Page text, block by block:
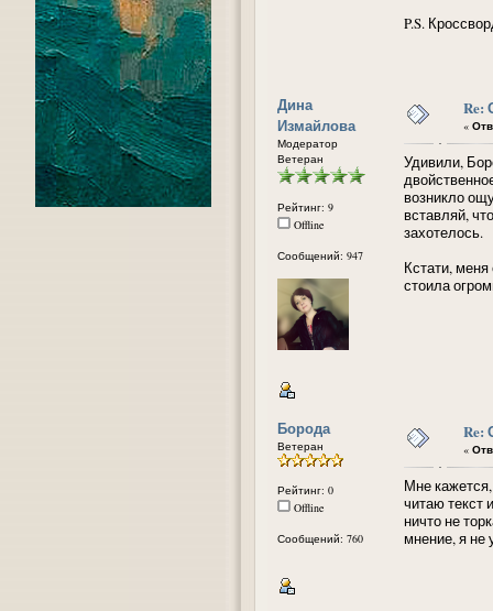
P.S.
Дина
Измайлова
Модератор
Ветеран
Рейтинг: 9
Offline
Сообщений: 947
Re:
«
Удивили,
возникло
вставляй,
захотелось.
Кстати,
стоила
Борода
Ветеран
Рейтинг: 0
Offline
Сообщений: 760
Re:
«
Мне
читаю текст
ничто не
мнение, я не